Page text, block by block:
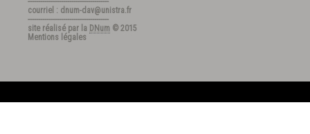
courriel : dnum-dav@unistra.fr
---------------------------------------
site réalisé par la DNum © 2015
Mentions légales